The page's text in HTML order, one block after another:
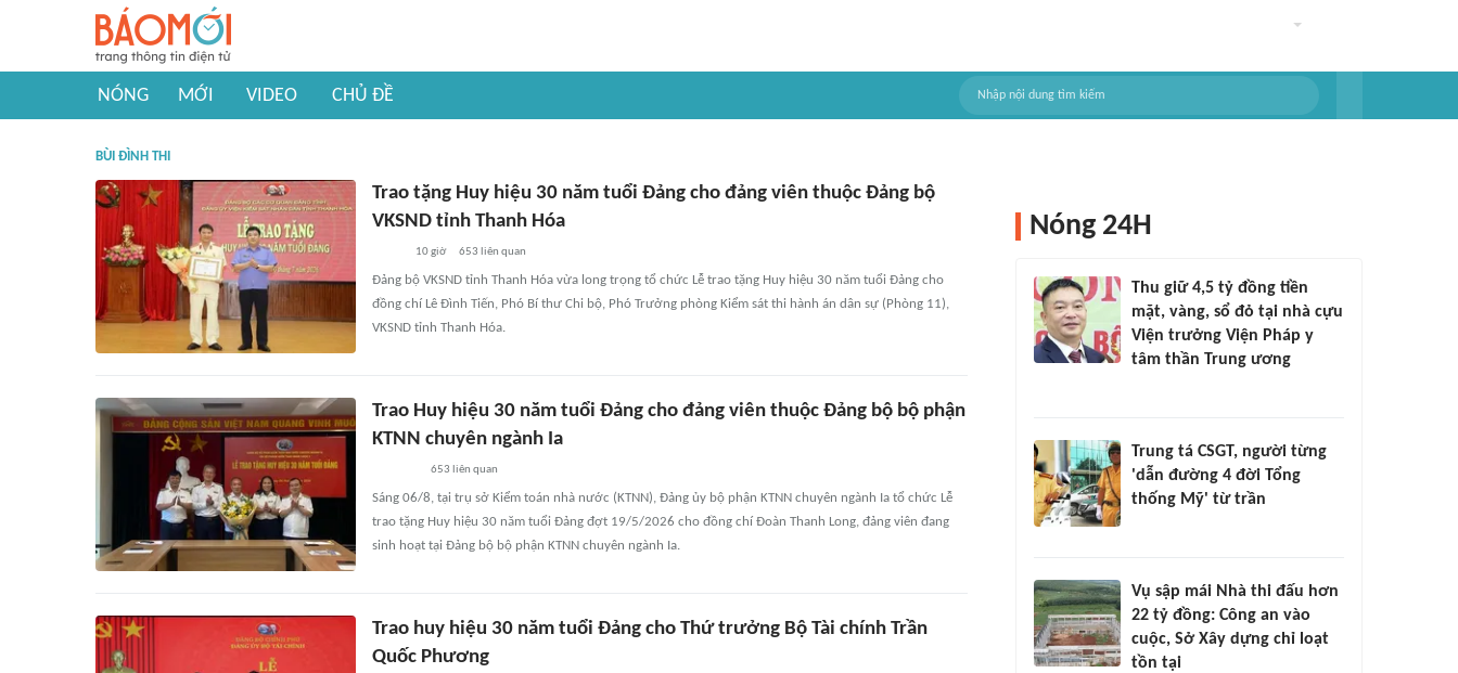
NÓNG MỚI VIDEO CHỦ ĐỀ
BÙI ĐÌNH THI
Trao tặng Huy hiệu 30 năm tuổi Đảng cho đảng viên thuộc Đảng bộ
VKSND tỉnh Thanh Hóa
10 giờ 653 liên quan
Đảng bộ VKSND tỉnh Thanh Hóa vừa long trọng tổ chức Lễ trao tặng Huy hiệu 30 năm tuổi Đảng cho
đồng chí Lê Đình Tiến, Phó Bí thư Chi bộ, Phó Trưởng phòng Kiểm sát thi hành án dân sự (Phòng 11),
VKSND tỉnh Thanh Hóa.
Trao Huy hiệu 30 năm tuổi Đảng cho đảng viên thuộc Đảng bộ bộ phận
KTNN chuyên ngành Ia
653 liên quan
Sáng 06/8, tại trụ sở Kiểm toán nhà nước (KTNN), Đảng ủy bộ phận KTNN chuyên ngành Ia tổ chức Lễ
trao tặng Huy hiệu 30 năm tuổi Đảng đợt 19/5/2026 cho đồng chí Đoàn Thanh Long, đảng viên đang
sinh hoạt tại Đảng bộ bộ phận KTNN chuyên ngành Ia.
Trao huy hiệu 30 năm tuổi Đảng cho Thứ trưởng Bộ Tài chính Trần
Quốc Phương
Nóng 24H
Thu giữ 4,5 tỷ đồng tiền
mặt, vàng, sổ đỏ tại nhà cựu
Viện trưởng Viện Pháp y
tâm thần Trung ương
Trung tá CSGT, người từng
'dẫn đường 4 đời Tổng
thống Mỹ' từ trần
Vụ sập mái Nhà thi đấu hơn
22 tỷ đồng: Công an vào
cuộc, Sở Xây dựng chỉ loạt
tồn tại